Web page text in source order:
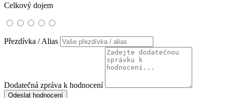
Celkový dojem
Přezdívka / Alias
Dodatečná zpráva k hodnocení
Odeslat hodnocení